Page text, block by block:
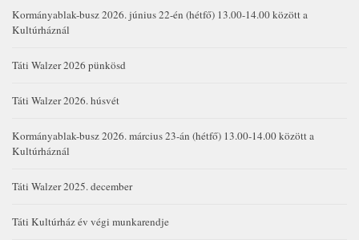
Kormányablak-busz 2026. június 22-én (hétfő) 13.00-14.00 között a
Kultúrháznál
Táti Walzer 2026 pünkösd
Táti Walzer 2026. húsvét
Kormányablak-busz 2026. március 23-án (hétfő) 13.00-14.00 között a
Kultúrháznál
Táti Walzer 2025. december
Táti Kultúrház év végi munkarendje